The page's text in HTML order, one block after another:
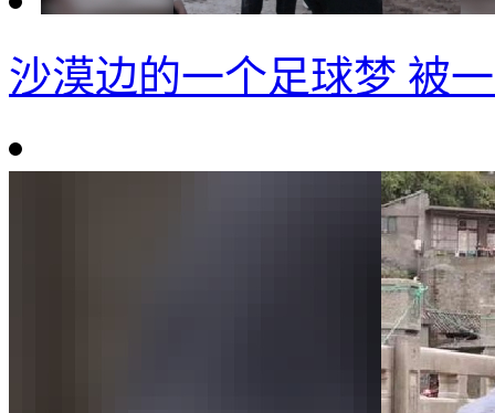
沙漠边的一个足球梦 被